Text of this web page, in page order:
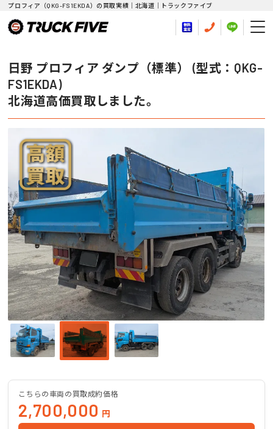
プロフィア（QKG-FS1EKDA）の買取実績｜北海道｜トラックファイブ
日野 プロフィア ダンプ（標準） (型式：QKG-
FS1EKDA)
北海道高価買取しました。
こちらの車両の買取成約価格
2,700,000 円